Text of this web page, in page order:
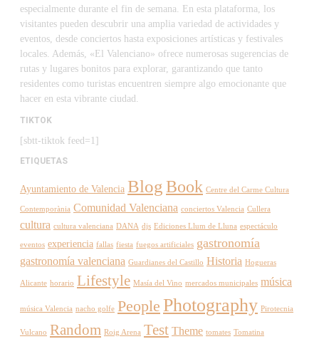
especialmente durante el fin de semana. En esta plataforma, los
visitantes pueden descubrir una amplia variedad de actividades y
eventos, desde conciertos hasta exposiciones artísticas y festivales
locales. Además, «El Valenciano» ofrece numerosas sugerencias de
rutas y lugares bonitos para explorar, garantizando que tanto
residentes como turistas encuentren siempre algo emocionante que
hacer en esta vibrante ciudad.
TIKTOK
[sbtt-tiktok feed=1]
ETIQUETAS
Ayuntamiento de Valencia BlogBook Centre del Carme Cultura
Contemporània Comunidad Valenciana conciertos Valencia Cullera
cultura cultura valenciana DANA djs Ediciones Llum de Lluna espectáculo
eventos experiencia fallas fiesta fuegos artificiales gastronomía
gastronomía valenciana Guardianes del Castillo Historia Hogueras
Alicante horario Lifestyle Masía del Vino mercados municipales música
música Valencia nacho golfe People Photography Pirotecnia
Vulcano Random Roig Arena Test Theme tomates Tomatina